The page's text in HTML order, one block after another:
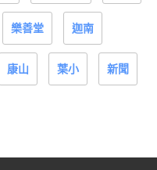
樂善堂 迦南
康山 葉小 新聞